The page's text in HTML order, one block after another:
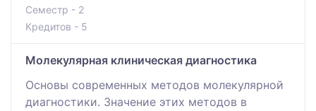
Семестр - 2
Кредитов - 5
Молекулярная клиническая диагностика
Основы современных методов молекулярной
диагностики. Значение этих методов в